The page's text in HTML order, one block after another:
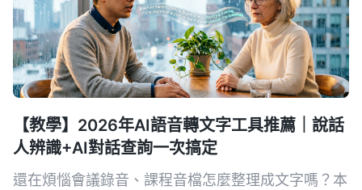
【教學】2026年AI語音轉文字工具推薦｜說話
人辨識+AI對話查詢一次搞定
還在煩惱會議錄音、課程音檔怎麼整理成文字嗎？本